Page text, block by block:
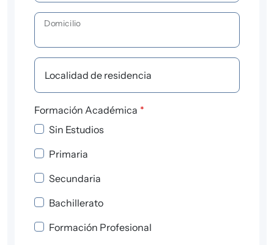
Domicilio
Localidad de residencia
Formación Académica *
Sin Estudios
Primaria
Secundaria
Bachillerato
Formación Profesional